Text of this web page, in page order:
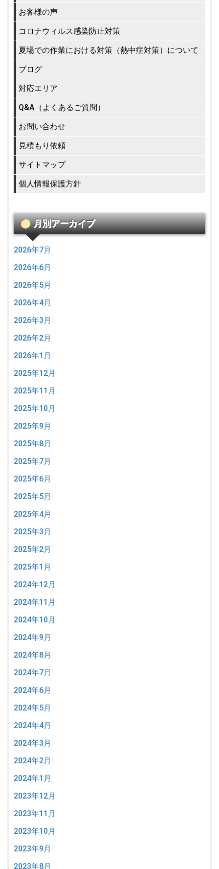
お客様の声
コロナウィルス感染防止対策
夏場での作業における対策（熱中症対策）について
ブログ
対応エリア
Q&A（よくあるご質問）
お問い合わせ
見積もり依頼
サイトマップ
個人情報保護方針
月別アーカイブ
2026年7月
2026年6月
2026年5月
2026年4月
2026年3月
2026年2月
2026年1月
2025年12月
2025年11月
2025年10月
2025年9月
2025年8月
2025年7月
2025年6月
2025年5月
2025年4月
2025年3月
2025年2月
2025年1月
2024年12月
2024年11月
2024年10月
2024年9月
2024年8月
2024年7月
2024年6月
2024年5月
2024年4月
2024年3月
2024年2月
2024年1月
2023年12月
2023年11月
2023年10月
2023年9月
2023年8月